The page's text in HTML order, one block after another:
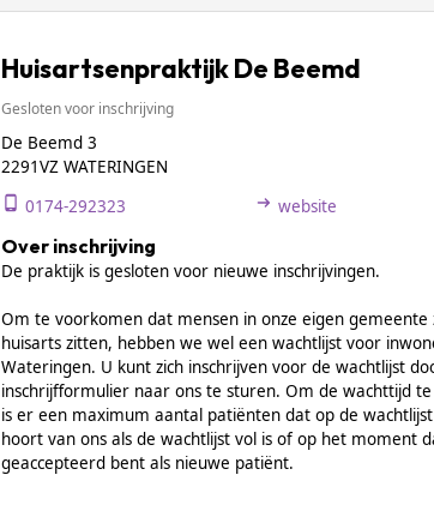
Huisartsenpraktijk De Beemd
Gesloten voor inschrijving
De Beemd 3
2291VZ WATERINGEN
0174-292323 website
Over inschrijving
De praktijk is gesloten voor nieuwe inschrijvingen.
Om te voorkomen dat mensen in onze eigen gemeente
huisarts zitten, hebben we wel een wachtlijst voor
Wateringen. U kunt zich inschrijven voor de wachtlijst
inschrijfformulier naar ons te sturen. Om de wachttijd
is er een maximum aantal patiënten dat op de
hoort van ons als de wachtlijst vol is of op het moment
geaccepteerd bent als nieuwe patiënt.